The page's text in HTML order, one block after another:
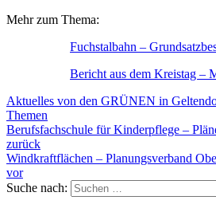
Mehr zum Thema:
Fuchstalbahn –
Bericht aus dem Kreistag –
Aktuelles von den GRÜNEN in
Themen
Berufsfachschule für Kinderpflege –
zurück
Windkraftflächen – Planungsverband
vor
Suche nach: